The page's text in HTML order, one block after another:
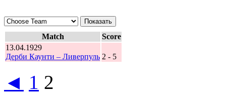
Match
Score
13.04.1929
Дерби Каунти – Ливерпуль 2 - 5
◄ 1 2